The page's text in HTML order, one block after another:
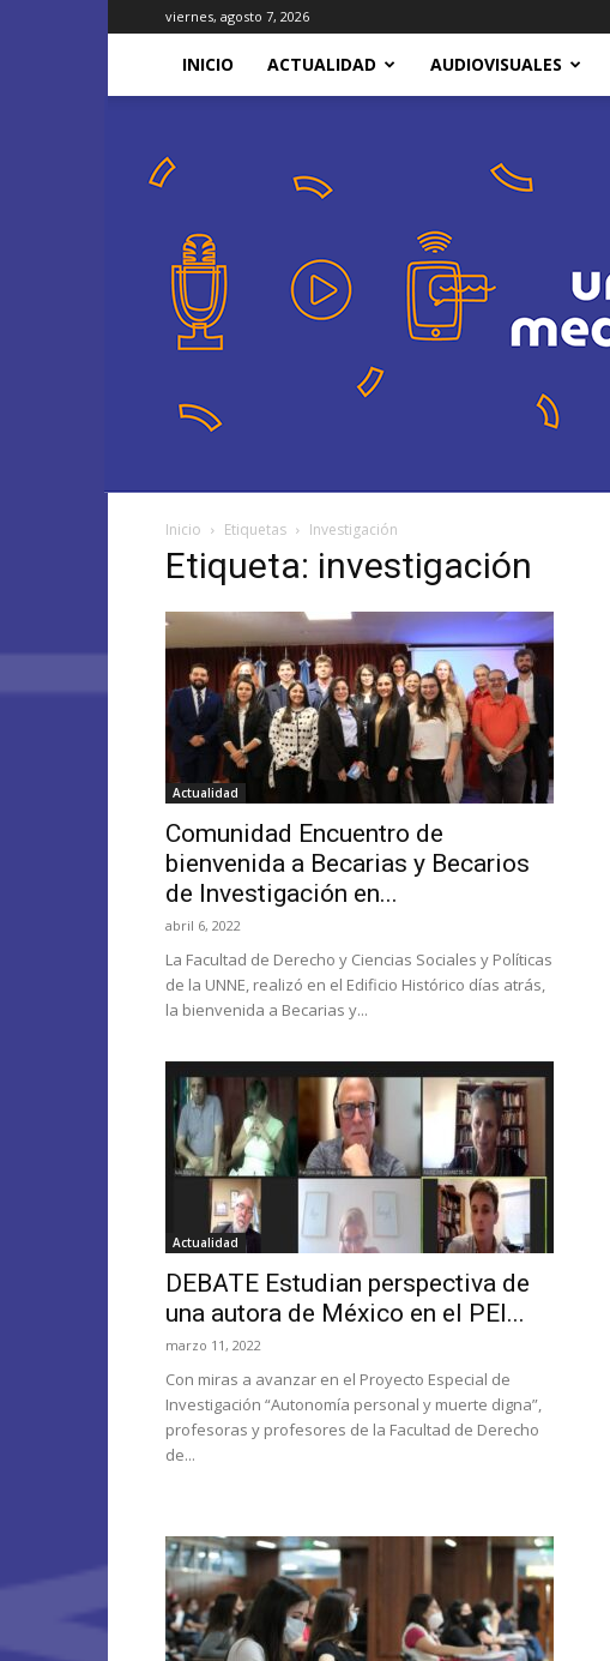
viernes, agosto 7, 2026
INICIO ACTUALIDAD AUDIOVISUALES
Inicio Etiquetas Investigación
Etiqueta: investigación
Actualidad
Comunidad Encuentro de
bienvenida a Becarias y Becarios
de Investigación en...
abril 6, 2022
La Facultad de Derecho y Ciencias Sociales y Políticas
de la UNNE, realizó en el Edificio Histórico días atrás,
la bienvenida a Becarias y...
Actualidad
DEBATE Estudian perspectiva de
una autora de México en el PEI...
marzo 11, 2022
Con miras a avanzar en el Proyecto Especial de
Investigación “Autonomía personal y muerte digna”,
profesoras y profesores de la Facultad de Derecho
de...